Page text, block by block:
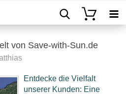
von Save-with-Sun.de
Entdecke die Vielfalt
unserer Kunden: Eine